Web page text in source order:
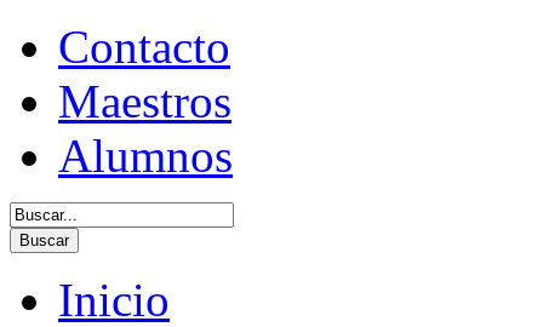
Contacto
Maestros
Alumnos
Buscar
Inicio